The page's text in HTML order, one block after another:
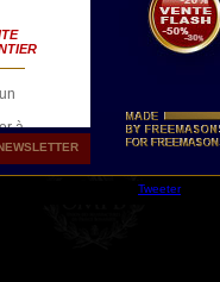
Tweeter
à